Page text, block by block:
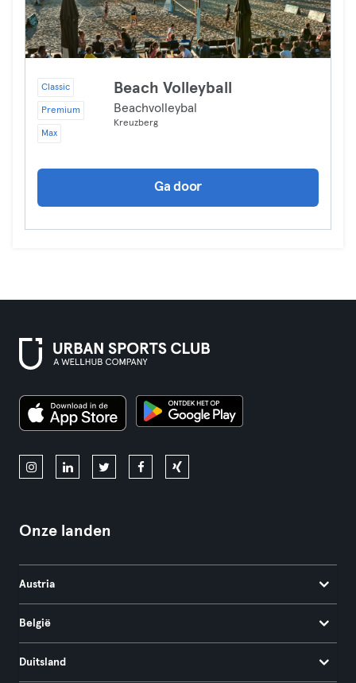
Classic
Premium
Max
Beach Volleyball
Beachvolleybal
Kreuzberg
Ga door
Onze landen
Austria
België
Duitsland